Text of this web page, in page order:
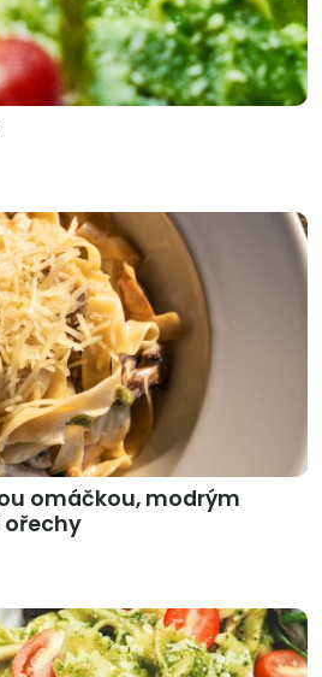
omáčkou, modrým
ořechy